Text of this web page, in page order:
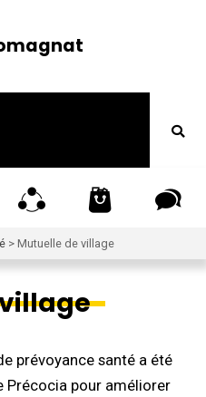
> Mutuelle de village
prévoyance santé a été
Précocia pour améliorer